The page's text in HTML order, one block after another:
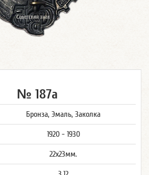
№ 187а
Бронза, Эмаль, Заколка
1920 - 1930
22х23мм.